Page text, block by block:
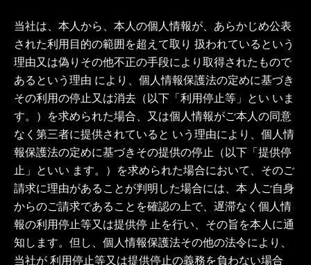
当社は、本人から、本人の個人情報が、あらかじめ公表
された利用目的の範囲を超えて取り 扱われているという
理由又は偽りその他不正の手段により取得されたもので
あるという理由 により、個人情報保護法の定めに基づき
その利用の停止又は消去（以下「利用停止等」とい いま
す。）を求められた場合、又は個人情報がご本人の同意
なく第三者に提供されていると いう理由により、個人情
報保護法の定めに基づきその提供の停止（以下「提供停
止」といい ます。）を求められた場合において、そのご
請求に理由があることが判明した場合には、本 人ご自身
からのご請求であることを確認の上で、遅滞なく個人情
報の利用停止等又は提供停 止を行い、その旨を本人に通
知します。但し、個人情報保護法その他の法令により、
当社が 利用停止等又は提供停止の義務を負わない場合